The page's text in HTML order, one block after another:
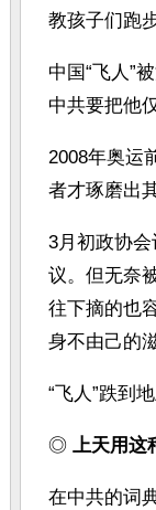
教孩子们跑
中国“飞人”
中共要把他
2008年奥运
者才琢磨出
3月初政协
议。但无奈
往下摘的也
身不由己的
“飞人”跌到
◎ 上天用这
在中共的词